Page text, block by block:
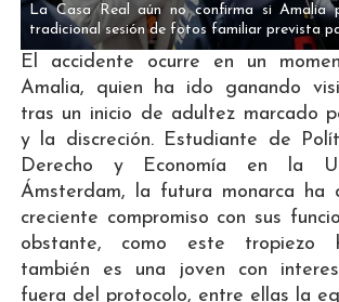
La Casa Real aún no confirma si Amalia
tradicional sesión de fotos familiar prevista
El accidente ocurre en un
Amalia, quien ha ido ganando
tras un inicio de adultez marcado
y la discreción. Estudiante de
Derecho y Economía en la
Ámsterdam, la futura monarca ha
creciente compromiso con sus
obstante, como este tropiezo
también es una joven con
fuera del protocolo, entre ellas la